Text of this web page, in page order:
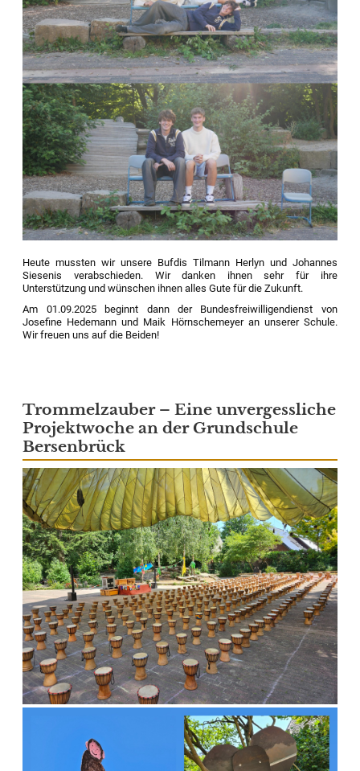
Heute mussten wir unsere Bufdis Tilmann Herlyn und Johannes
Siesenis verabschieden. Wir danken ihnen sehr für ihre
Unterstützung und wünschen ihnen alles Gute für die Zukunft.
Am 01.09.2025 beginnt dann der Bundesfreiwilligendienst von
Josefine Hedemann und Maik Hörnschemeyer an unserer Schule.
Wir freuen uns auf die Beiden!
Trommelzauber – Eine unvergessliche
Projektwoche an der Grundschule
Bersenbrück